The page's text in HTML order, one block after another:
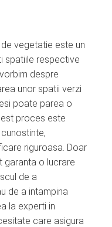
vegetatie este un
spatiile respective
despre
unor spatii verzi
poate parea o
proces este
riguroasa. Doar
garanta o lucrare
de a
de a intampina
la experti in
care asigura